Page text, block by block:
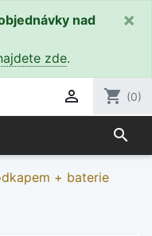
nad
zde.
×
 shopping_cart (0)
search
+ baterie